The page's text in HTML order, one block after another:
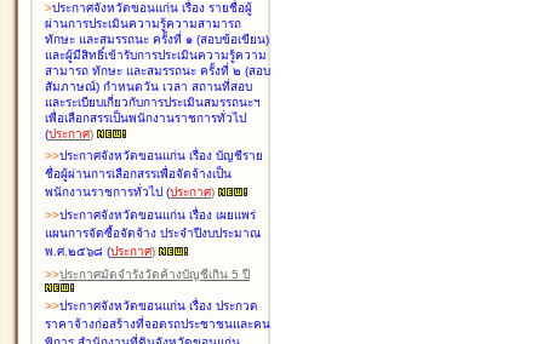
>ประกาศจังหวัดขอนแก่น เรื่อง รายชื่อผู้
ผ่านการประเมินความรู้ความสามารถ
ทักษะ และสมรรถนะ ครั้งที่ ๑ (สอบข้อเขียน)
และผู้มีสิทธิ์เข้ารับการประเมินความรู้ความ
สามารถ ทักษะ และสมรรถนะ ครั้งที่ ๒ (สอบ
สัมภาษณ์) กำหนดวัน เวลา สถานที่สอบ
และระเบียบเกี่ยวกับการประเมินสมรรถนะฯ
เพื่อเลือกสรรเป็นพนักงานราชการทั่วไป
(ประกาศ)
>>ประกาศจังหวัดขอนแก่น เรื่อง บัญชีราย
ชื่อผู้ผ่านการเลือกสรรเพื่อจัดจ้างเป็น
พนักงานราชการทั่วไป (ประกาศ)
>>ประกาศจังหวัดขอนแก่น เรื่อง เผยแพร่
แผนการจัดซื้อจัดจ้าง ประจำปีงบประมาณ
พ.ศ.๒๕๖๘ (ประกาศ)
>>ประกาศมัดจำรังวัดค้างบัญชีเกิน 5 ปี
>>ประกาศจังหวัดขอนแก่น เรื่อง ประกวด
ราคาจ้างก่อสร้างที่จอดรถประชาชนและคน